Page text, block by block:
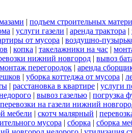
| подъем строительных
| услуги газели | аренда трактора |
от мусора | воздушно-
| копка | такелажники на час |
нижний новгород | вывоз
перегородок | аренда
| уборка коттеджа от мусора |
| расстановка в квартире | услуги
| вывоз газелью | погрузка
перевозки на газели нижний
мебели | скотч малярный |
мусора | сборка | сборка